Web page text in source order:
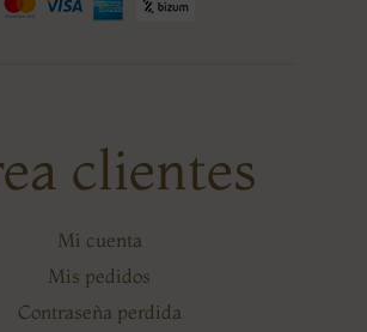
clientes
Mi cuenta
Mis pedidos
Contraseña perdida